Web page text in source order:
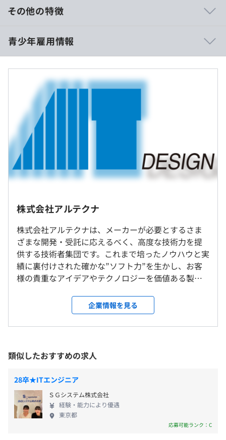
みとなっています。
研修あり
1. C言語／基礎～課題プログラムの作成
2. デジタル理論／基礎～ゲート回路を組合わせた応用
3. 計測機器操作／テスタ・オシロスコープ使用実践
4. 組込みプログラム実習
相談の上、弊社設備もしくは配属先設備のマシンを支給い
たします。
プロジェクトごとに選択、オブジェクト指向、ウォーター
フォール
配属先案件による
※お客様先での勤務となります。（関東、中部東海、関西
屋内全面禁煙
＜本社＞
・東急池上線「蓮沼駅」より徒歩6分
月給202,000円（2026年見込み）
■大学 卒業見込みの方
月給217,000円（2026年見込み）
■大学院 卒業見込みの方
月給225,000円（2026年見込み）
※残業代は別途全額支給
休憩時間：12:00~13:00（配属先により、開始時間が異な
ります）
平均残業時間：平均残業11.4時間／月（2025年度実績）
＜年間休日121日＞
・完全週休2日制（土日）
・慶弔休暇
※一部案件先メーカーに準ず（年間休日121日以上）
その他の特徴
青少年雇用情報
過去３年間の新卒採用者数の男女別人数
前年度 男性22人 女性1人
2年度前 男性18人 女性1人
3年度前 男性19人 女性2人
平均勤続年数
10.1年
研修の有無及び内容
新入社員研修制度（技術研修）
■エンジニア技術研修（職種ごとに個別の研修プランを組
んでいます）
【機械設計系】
■図学・設計基礎／製図法、機械加工、機械要素、図面把
■モールド設計手法／金型知識、樹脂特性、設計テクニッ
■3D CAD操作／基礎～応用
モデリング・ASM・ドラフティング・応用
■CAE／基礎～応用
材料力学、モデル作成～結果評価、有限要素法理論
【組込みソフトウェア系】
■Ｃ言語／基礎～課題プログラムの作成
■デジタル理論 /基礎～ゲート回路を組合わせた応用
株式会社アルテクナ
株式会社アルテクナは、メーカーが必要とするさま
ざまな開発・受託に応えるべく、高度な技術力を提
供する技術者集団です。これまで培ったノウハウと実
績に裏付けされた確かな”ソフト力”を生かし、お客
様の貴重なアイデアやテクノロジーを価値ある製品
提供しています。 ◆大手企業と直接取引・プライム
案件多数あります 多種多様な業界のお客様と取引が
あるため、車載機器、工作機械等の組込み設計、公
ど、さまざまな案件に携わることができます。大手企
業とも直接取引しており、極秘プロジェクトに参画
することも……。大規模な開発ができるので、やり
がいも十分感じていただけるはずです！ ◆社内教育
体制に自信があります 独自教育研修プログラム・テ
キストの確立により、幅広い技術に関してスキルア
ップが可能な教育体制が整っている弊社。ソフトウ
企業情報を見る
類似したおすすめの求人
28卒★ITエンジニア
ＳＧシステム株式会社
経験・能力により優遇
東京都
応募可能ランク：C